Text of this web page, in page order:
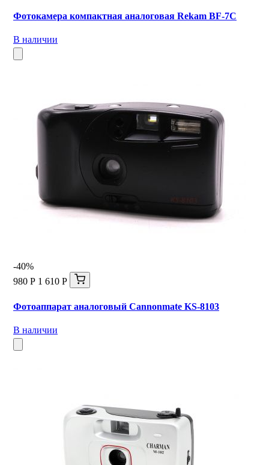
Фотокамера компактная аналоговая Rekam BF-7C
В наличии
-40%
980 Р 1 610 Р
Фотоаппарат аналоговый Cannonmate KS-8103
В наличии